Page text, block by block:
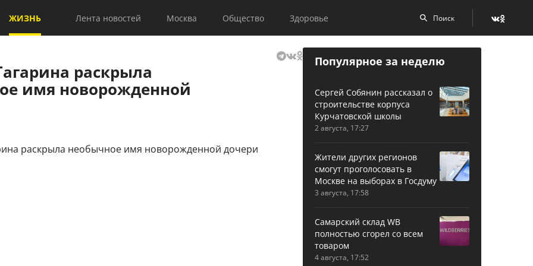
ЖИЗНЬ Лента новостей Москва Общество Здоровье
раскрыла
имя новорожденной
Популярное за неделю
Сергей Собянин рассказал о
строительстве корпуса
Курчатовской школы
2 августа, 17:27
Жители других регионов
смогут проголосовать в
Москве на выборах в Госдуму
3 августа, 17:58
Самарский склад WB
полностью сгорел со всем
товаром
4 августа, 17:52